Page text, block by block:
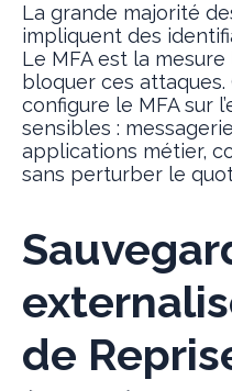
La grande majorité
impliquent des
Le MFA est la
bloquer ces
configure le MFA sur
sensibles :
applications métier,
sans perturber le
de